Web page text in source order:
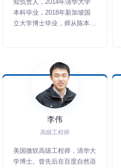
知负责人，2014年清华大学
本科毕业，2018年新加坡国
立大学博士毕业，师从陈本美
Lab视觉科学家。以第一作者
发表多篇计算机视觉/机器人
顶级会议论文，包括CVPR、
ICCV、ICRA、IROS等。
李伟
高级工程师
美国微软高级工程师，清华大
学博士。曾先后在百度自然语